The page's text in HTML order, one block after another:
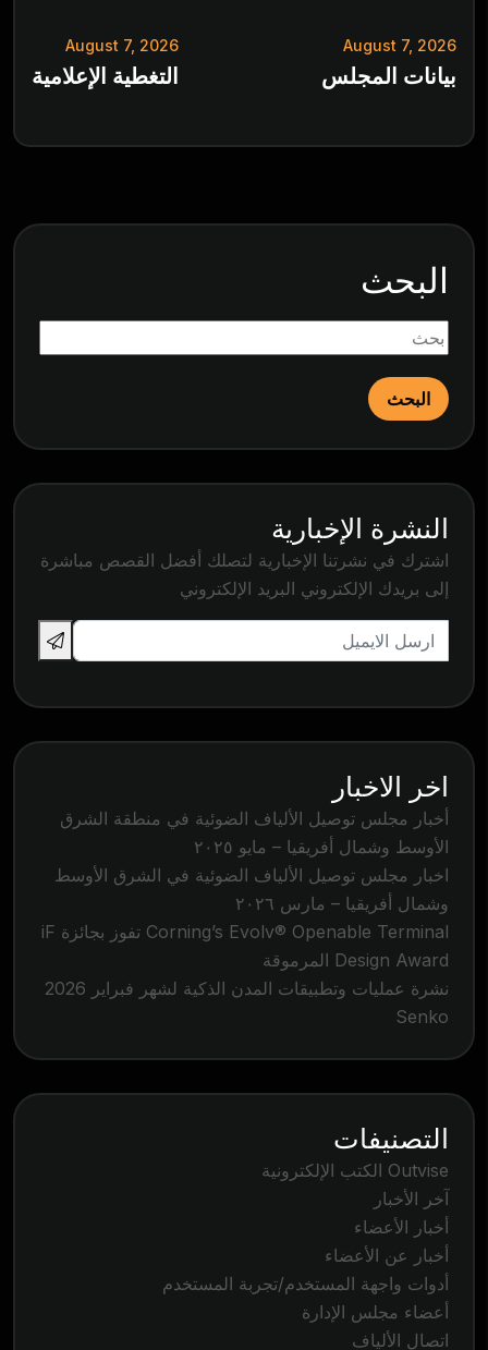
August 7, 2026
بيانات المجلس
August 7, 2026
التغطية الإعلامية
البحث
البحث
النشرة الإخبارية
اشترك في نشرتنا الإخبارية لتصلك أفضل القصص مباشرة
إلى بريدك الإلكتروني البريد الإلكتروني
اخر الاخبار
أخبار مجلس توصيل الألياف الضوئية في منطقة الشرق
الأوسط وشمال أفريقيا – مايو ٢٠٢٥
اخبار مجلس توصيل الألياف الضوئية في الشرق الأوسط
وشمال أفريقيا – مارس ٢٠٢٦
Corning’s Evolv® Openable Terminal تفوز بجائزة iF
Design Award المرموقة
نشرة عمليات وتطبيقات المدن الذكية لشهر فبراير 2026
Senko
التصنيفات
Outvise الكتب الإلكترونية
آخر الأخبار
أخبار الأعضاء
أخبار عن الأعضاء
أدوات واجهة المستخدم/تجربة المستخدم
أعضاء مجلس الإدارة
اتصال الألياف